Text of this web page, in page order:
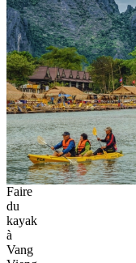
Vang
Vieng,
une
des
meilleures
destinations
ensoleillées
au
Laos
en
février